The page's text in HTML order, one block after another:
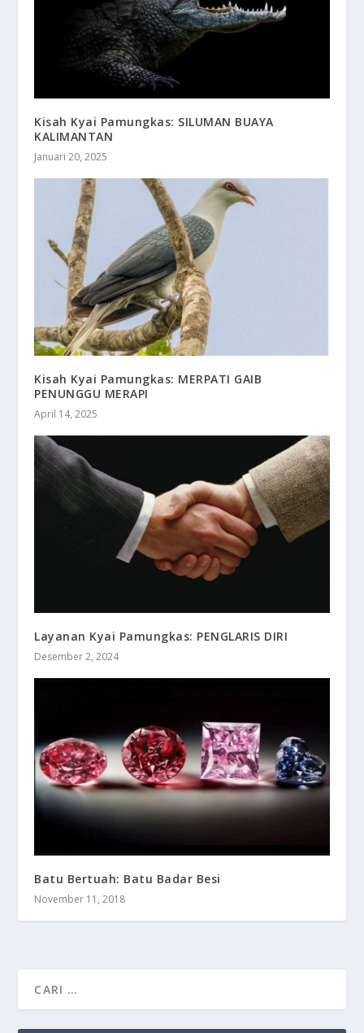
Kisah Kyai Pamungkas: SILUMAN BUAYA
KALIMANTAN
Januari 20, 2025
Kisah Kyai Pamungkas: MERPATI GAIB
PENUNGGU MERAPI
April 14, 2025
Layanan Kyai Pamungkas: PENGLARIS DIRI
Desember 2, 2024
Batu Bertuah: Batu Badar Besi
November 11, 2018